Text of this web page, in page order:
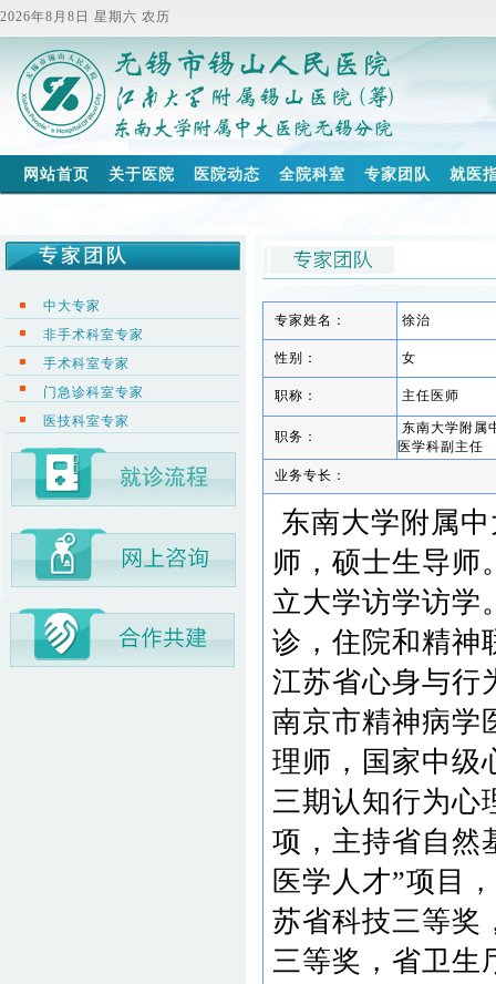
2026年8月8日 星期六 农历
网站首页 关于医院 医院动态 全院科室 专家团队 就医
中大专家
非手术科室专家
手术科室专家
门急诊科室专家
医技科室专家
专家姓名： 徐治
性别： 女
职称： 主任医师
职务：
东南大学附属
医学科副主任
业务专长：
东南大学附属
师，硕士生导师
立大学访学访学
诊，住院和精神
江苏省心身与行
南京市精神病学
理师，国家中级
三期认知行为心
项，主持省自然
医学人才”项目
苏省科技三等奖
三等奖，省卫生